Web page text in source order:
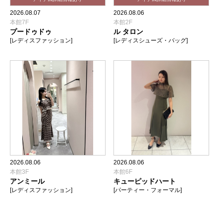
2026.08.07
本館7F
プードゥドゥ
[レディスファッション]
2026.08.06
本館2F
ル タロン
[レディスシューズ・バッグ]
2026.08.06
本館3F
アンミール
[レディスファッション]
2026.08.06
本館6F
キューピッドハート
[パーティー・フォーマル]